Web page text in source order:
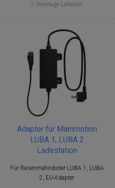
2 Werktage Lieferzeit
Adapter für Mammotion
LUBA 1, LUBA 2
Ladestation
Für Rasenmähroboter LUBA 1, LUBA
2, EU-Adapter